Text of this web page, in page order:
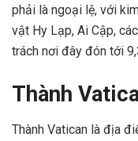
phải là ngoại lệ, với
vật Hy Lạp, Ai Cập,
trách nơi đây đón tới
Thành
Thành Vatican là địa